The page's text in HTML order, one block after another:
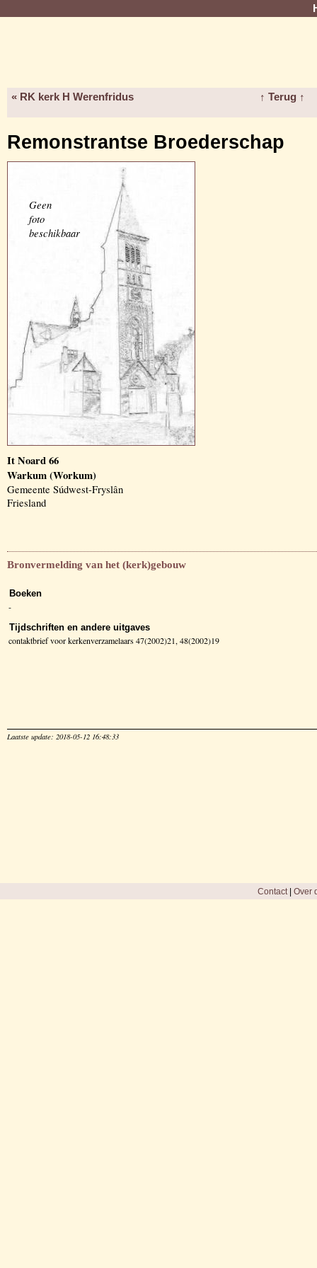
« RK kerk H Werenfridus ↑ Terug ↑
Remonstrantse Broederschap
Geen
foto
beschikbaar
It Noard 66
Warkum (Workum)
Gemeente Súdwest-Fryslân
Friesland
Bronvermelding van het (kerk)gebouw
Boeken
-
Tijdschriften en andere uitgaves
contaktbrief voor kerkenverzamelaars 47(2002)21, 48(2002)19
Laatste update: 2018-05-12 16:48:33
Contact| Over